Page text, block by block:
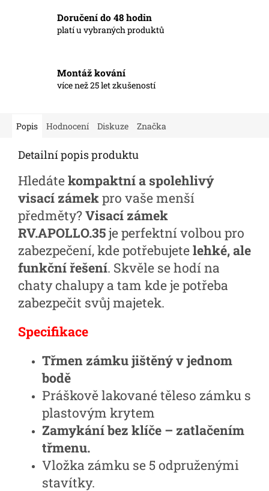
Doručení do 48 hodin
platí u vybraných produktů
Montáž kování
více než 25 let zkušeností
Popis Hodnocení Diskuze Značka
Detailní popis produktu
Hledátekompaktní a spolehlivý
visací zámekpro vaše menší
předměty?Visací zámek
RV.APOLLO.35je perfektní volbou pro
zabezpečení, kde potřebujetelehké, ale
funkční řešení. Skvěle se hodí na
chaty chalupy a tam kde je potřeba
zabezpečit svůj majetek.
Specifikace
Třmen zámku jištěný v jednom
bodě
Práškově lakované těleso zámku s
plastovým krytem
Zamykání bez klíče – zatlačením
třmenu.
Vložka zámku se 5 odpruženými
stavítky.